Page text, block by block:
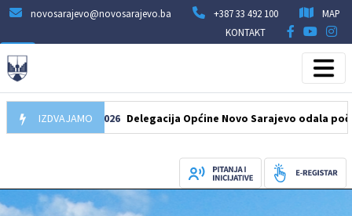
novosarajevo@novosarajevo.ba +387 33 492 100
MAP
KONTAKT
IZDVAJAMO
07.08.2026 Delegacija Općine Novo Sarajevo odala počast